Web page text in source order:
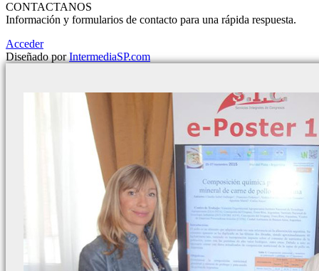
CONTACTANOS
Información y formularios de contacto para una rápida respuesta.
Acceder
Diseñado porIntermediaSP.com